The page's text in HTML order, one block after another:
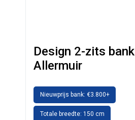
Design 2-zits bank
Allermuir
Nieuwprijs bank: €3.800+
Totale breedte: 150 cm